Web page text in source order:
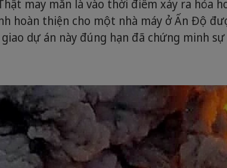
may mắn là vào thời điểm xảy ra hỏa
hoàn thiện cho một nhà máy ở Ấn Độ
dự án này đúng hạn đã chứng minh